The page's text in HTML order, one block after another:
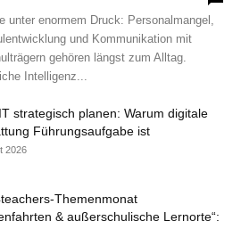
unter enormem Druck: Personalmangel,
und Kommunikation mit
gehören längst zum Alltag.
Intelligenz...
strategisch planen: Warum digitale
Führungsaufgabe ist
2026
Themenmonat
& außerschulische Lernorte“: